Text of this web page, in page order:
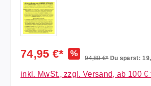
74,95 €* % 94,80 €* Du sparst:
inkl. MwSt., zzgl. Versand, ab 100 €